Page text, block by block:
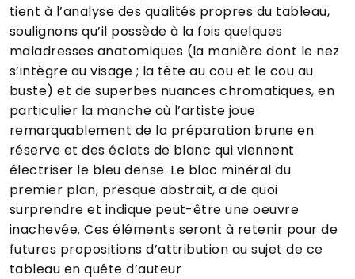
tient à l’analyse des qualités propres du tableau,
soulignons qu’il possède à la fois quelques
maladresses anatomiques (la manière dont le nez
s’intègre au visage ; la tête au cou et le cou au
buste) et de superbes nuances chromatiques, en
particulier la manche où l’artiste joue
remarquablement de la préparation brune en
réserve et des éclats de blanc qui viennent
électriser le bleu dense. Le bloc minéral du
premier plan, presque abstrait, a de quoi
surprendre et indique peut-être une oeuvre
inachevée. Ces éléments seront à retenir pour de
futures propositions d’attribution au sujet de ce
tableau en quête d’auteur